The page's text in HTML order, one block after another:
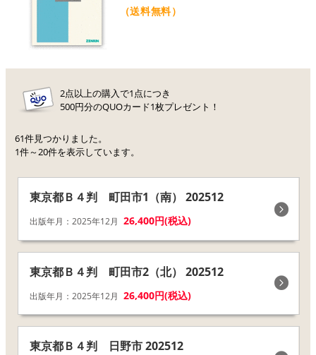
（送料無料）
2点以上の購入で1点につき
500円分のQUOカード1枚プレゼント！
61件見つかりました。
1件～20件を表示しています。
東京都Ｂ４判 町田市1（南） 202512
出版年月：2025年12月 26,400円(税込)
東京都Ｂ４判 町田市2（北） 202512
出版年月：2025年12月 26,400円(税込)
東京都Ｂ４判 日野市 202512